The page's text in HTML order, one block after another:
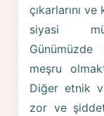
çıkarlarını
siyasi
meşru
Diğer etnik
zor ve